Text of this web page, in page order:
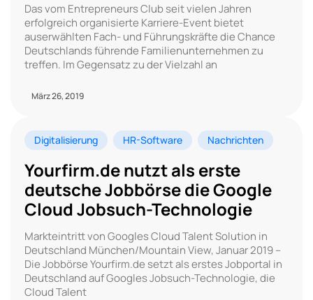
Das vom Entrepreneurs Club seit vielen Jahren
erfolgreich organisierte Karriere-Event bietet
auserwählten Fach- und Führungskräfte die Chance
Deutschlands führende Familienunternehmen zu
treffen. Im Gegensatz zu der Vielzahl an
März 26, 2019
Digitalisierung HR-Software Nachrichten
Yourfirm.de nutzt als erste
deutsche Jobbörse die Google
Cloud Jobsuch-Technologie
Markteintritt von Googles Cloud Talent Solution in
Deutschland München/Mountain View, Januar 2019 –
Die Jobbörse Yourfirm.de setzt als erstes Jobportal in
Deutschland auf Googles Jobsuch-Technologie, die
Cloud Talent